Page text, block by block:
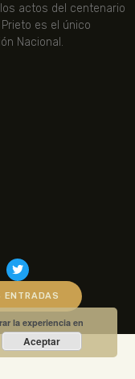
actos del centenario
es el único
Nacional.
ENTRADAS
la experiencia en
Aceptar